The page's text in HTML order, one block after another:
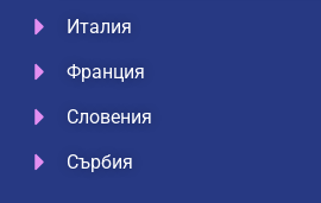
Италия
Франция
Словения
Сърбия